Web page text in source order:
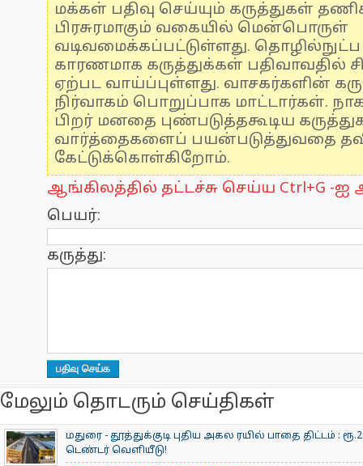
மக்கள் பதிவு செய்யும் கருத்துகள்
பிரசுரமாகும் வகையில் மென்பொருள்
வடிவமைக்கப்பட்டுள்ளது.
காரணமாக கருத்துக்கள் பதிவாவதில்
ஏற்பட வாய்ப்புள்ளது. வாசகர்களின்
நிர்வாகம் பொறுப்பாக மாட்டார்கள்.
பிறர் மனதை புண்படுத்தகூடிய
வார்த்தைகளைப் பயன்படுத்துவதை
கேட்டுக்கொள்கிறோம்.
ஆங்கிலத்தில் தட்டச்சு செய்ய Ctrl+G -ஐ
பெயர்:
கருத்து:
மேலும் தொடரும் செய்திகள்
மதுரை - தூத்துக்குடி புதிய அகல ரயில் பாதை திட்டம் :
டெண்டர் வெளியீடு!